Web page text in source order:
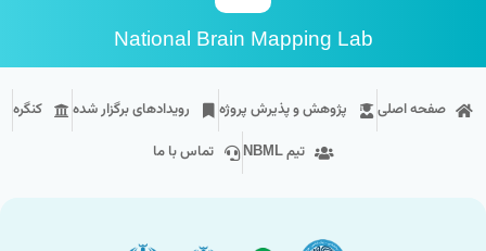
National Brain Mapping Lab
صفحه اصلی پژوهش و پذیرش پروژه رویداد‌های برگزار شده
کنگره
تیم NBML
تماس با ما